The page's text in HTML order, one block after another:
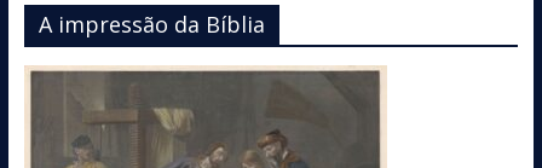
A impressão da Bíblia